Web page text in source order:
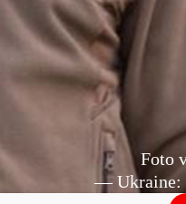
Foto
— Ukraine: